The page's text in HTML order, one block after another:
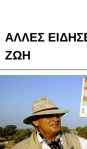
ΑΛΛΕΣ
ΖΩΗ